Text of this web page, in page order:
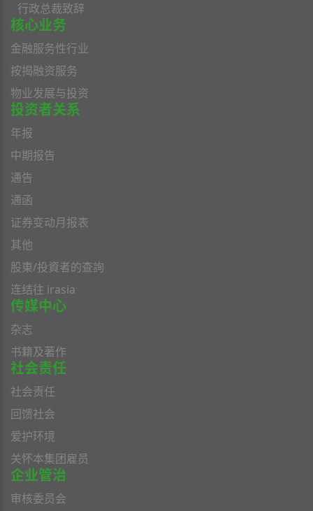
行政总裁致辞
核心业务
金融服务性行业
按揭融资服务
物业发展与投资
投资者关系
年报
中期报告
通告
通函
证券变动月报表
其他
股東/投資者的查詢
连结往 irasia
传媒中心
杂志
书籍及著作
社会责任
社会责任
回馈社会
爱护环境
关怀本集团雇员
企业管治
审核委员会